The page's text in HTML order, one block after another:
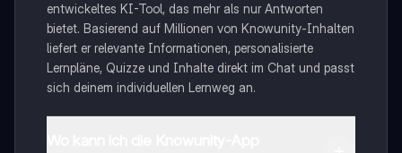
entwickeltes KI-Tool, das mehr als nur Antworten
bietet. Basierend auf Millionen von Knowunity-Inhalten
liefert er relevante Informationen, personalisierte
Lernpläne, Quizze und Inhalte direkt im Chat und passt
sich deinem individuellen Lernweg an.